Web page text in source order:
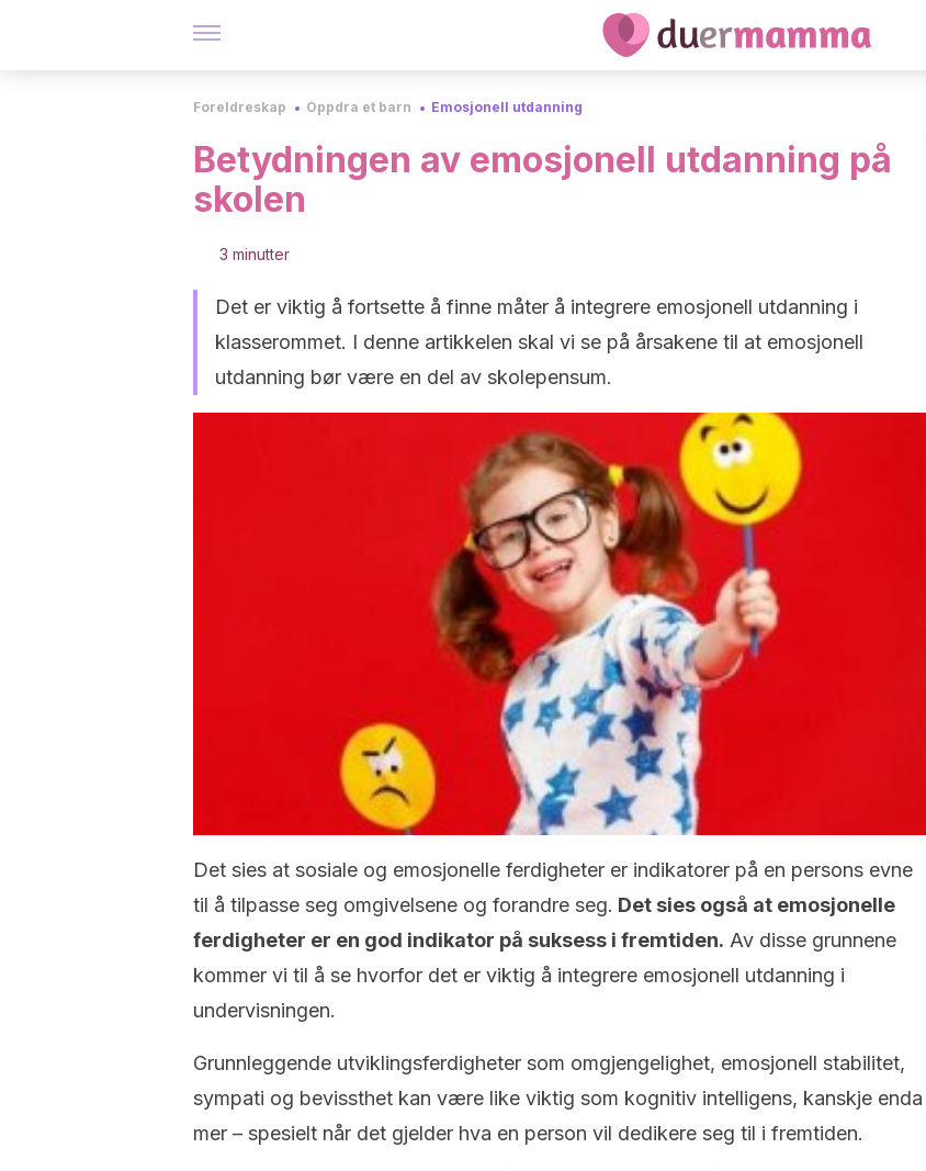
Foreldreskap Oppdra et barn Emosjonell utdanning
Betydningen av emosjonell utdanning på
skolen
3 minutter
Det er viktig å fortsette å finne måter å integrere emosjonell utdanning i
klasserommet. I denne artikkelen skal vi se på årsakene til at emosjonell
utdanning bør være en del av skolepensum.
Det sies at sosiale og emosjonelle ferdigheter er indikatorer på en persons evne
til å tilpasse seg omgivelsene og forandre seg. Det sies også at emosjonelle
ferdigheter er en god indikator på suksess i fremtiden. Av disse grunnene
kommer vi til å se hvorfor det er viktig å integrere emosjonell utdanning i
undervisningen.
Grunnleggende utviklingsferdigheter som omgjengelighet, emosjonell stabilitet,
sympati og bevissthet kan være like viktig som kognitiv intelligens, kanskje enda
mer – spesielt når det gjelder hva en person vil dedikere seg til i fremtiden.